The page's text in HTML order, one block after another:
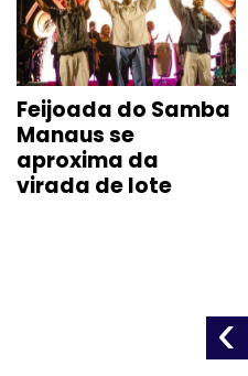
Feijoada do Samba
Manaus se
aproxima da
virada de lote
‹